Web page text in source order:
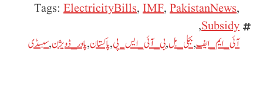
Tags: ElectricityBills, IMF, PakistanNews,
Subsidy
,
آئی_ایم_ایف,بجلی_بل,بی_آئی_ایس_پی,پاکستان,پاور_ڈویژن,سبسڈی